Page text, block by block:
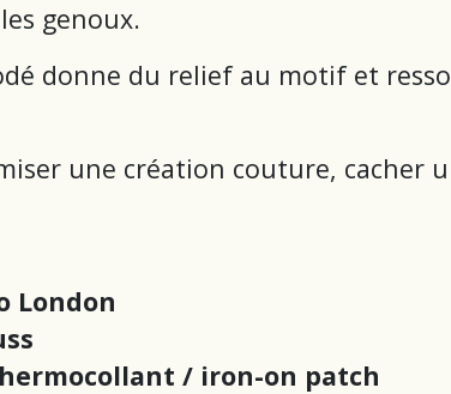
genoux.
donne du relief au motif et
une création couture, cacher
London
/ iron-on patch